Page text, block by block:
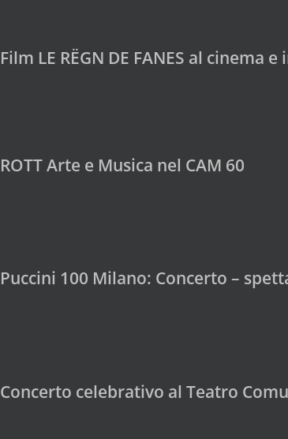
Film LE RËGN DE FANES al cinema e
ROTT Arte e Musica nel CAM 60
Puccini 100 Milano: Concerto –
Concerto celebrativo al Teatro